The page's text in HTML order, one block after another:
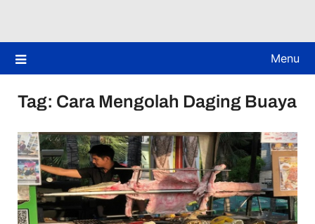
Menu
Tag: Cara Mengolah Daging Buaya